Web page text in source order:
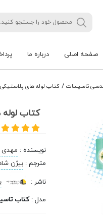
صفحه اصلی درباره ما
تاسیسات / کتاب لوله‌ های پلاستیکی
کتاب
نویسنده : مهدی
مترجم : بیژن
ناشر :
مدل :کتاب